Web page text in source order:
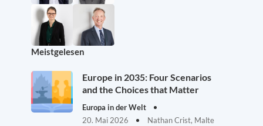
Meistgelesen
Europe in 2035: Four Scenarios
and the Choices that Matter
Europa in der Welt
20. Mai 2026
Nathan Crist, Malte